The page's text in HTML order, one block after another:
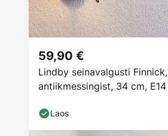
Lindby seinavalgusti Finnick,
antiikmessingist, 34 cm, E14
59,90 €
Laos